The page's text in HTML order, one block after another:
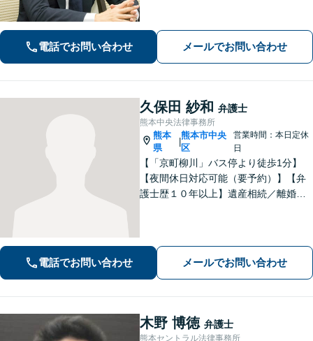
選択肢と法的権利を明確にし、納得の
いく決断ができるよう支援いたします
電話でお問い合わせ メールでお問い合わせ
久保田 紗和 弁護士
熊本中央法律事務所
熊本
県
|
熊本市中央
区
営業時間：本日定休
日
【「京町柳川」バス停より徒歩1分】
【夜間休日対応可能（要予約）】【弁
護士歴１０年以上】遺産相続／離婚・
す。お気軽にご相談ください。
電話でお問い合わせ メールでお問い合わせ
木野 博徳 弁護士
熊本セントラル法律事務所